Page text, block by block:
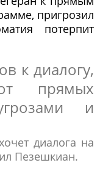
пригрозил
потерпит
к диалогу,
прямых
и
диалога на
Пезешкиан.